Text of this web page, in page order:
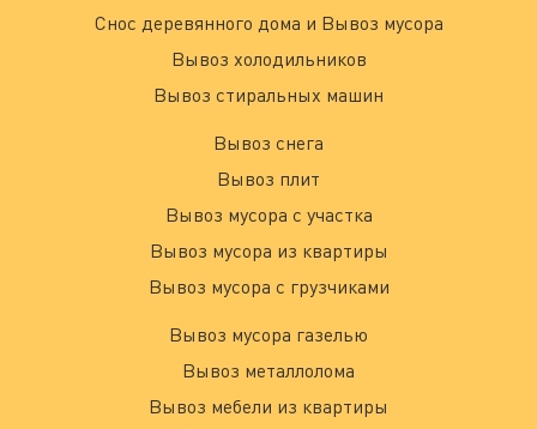
Снос деревянного дома и Вывоз мусора
Вывоз холодильников
Вывоз стиральных машин
Вывоз снега
Вывоз плит
Вывоз мусора с участка
Вывоз мусора из квартиры
Вывоз мусора с грузчиками
Вывоз мусора газелью
Вывоз металлолома
Вывоз мебели из квартиры